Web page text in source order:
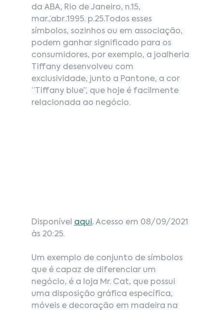
da ABA, Rio de Janeiro, n.15,
mar.,’abr..1995. p.25.Todos esses
símbolos, sozinhos ou em associação,
podem ganhar significado para os
consumidores, por exemplo, a joalheria
Tiffany desenvolveu com
exclusividade, junto a Pantone, a cor
“Tiffany blue”, que hoje é facilmente
relacionada ao negócio.
Disponível aqui. Acesso em 08/09/2021
às 20:25.
Um exemplo de conjunto de símbolos
que é capaz de diferenciar um
negócio, é a loja Mr. Cat, que possui
uma disposição gráfica específica,
móveis e decoração em madeira na